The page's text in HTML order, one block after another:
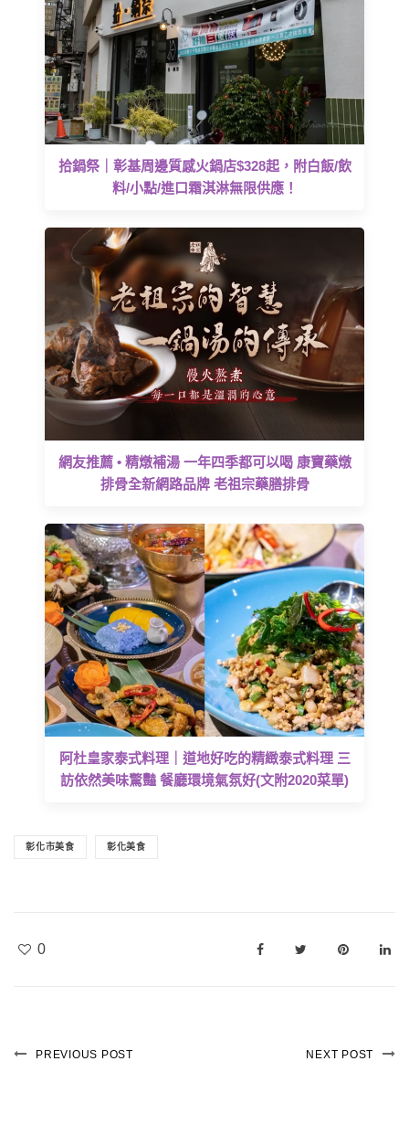
拾鍋祭｜彰基周邊質感火鍋店$328起，附白飯/飲
料/小點/進口霜淇淋無限供應！
網友推薦 • 精燉補湯 一年四季都可以喝 康寶藥燉
排骨全新網路品牌 老祖宗藥膳排骨
阿杜皇家泰式料理｜道地好吃的精緻泰式料理 三
訪依然美味驚豔 餐廳環境氣氛好(文附2020菜單)
彰化市美食 彰化美食
0
PREVIOUS POST NEXT POST